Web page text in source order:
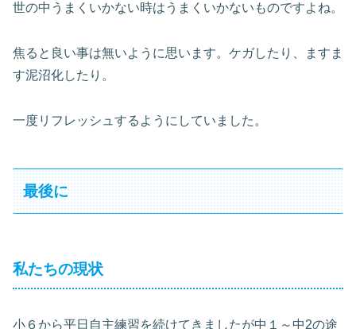
世の中うまくいかない時はうまくいかないものですよね。
焦ると良い事は無いように思います。ケガしたり、ますま
す泥沼化したり。
一度リフレッシュするようにしていました。
最後に
私たちの現状
小６から平日自主練習を続けてきましたが中１～中2の途